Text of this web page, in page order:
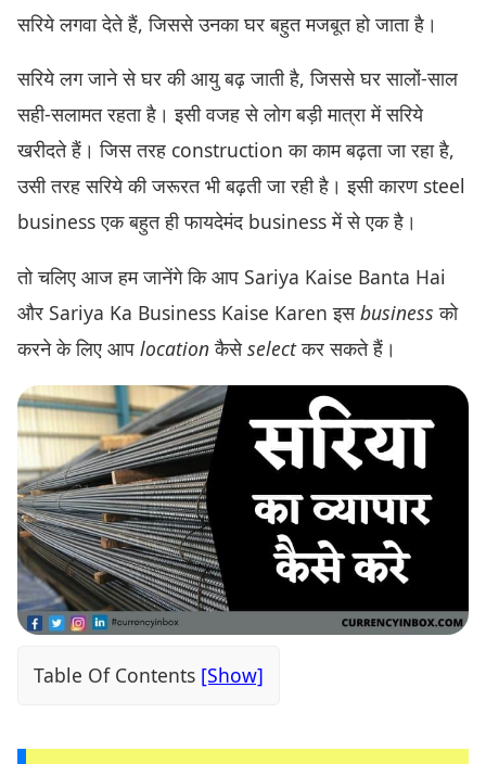
सरिये लगवा देते हैं, जिससे उनका घर बहुत मजबूत हो जाता है।
सरिये लग जाने से घर की आयु बढ़ जाती है, जिससे घर सालों-साल
सही-सलामत रहता है। इसी वजह से लोग बड़ी मात्रा में सरिये
खरीदते हैं। जिस तरह construction का काम बढ़ता जा रहा है,
उसी तरह सरिये की जरूरत भी बढ़ती जा रही है। इसी कारण steel
business एक बहुत ही फायदेमंद business में से एक है।
तो चलिए आज हम जानेंगे कि आप Sariya Kaise Banta Hai
और Sariya Ka Business Kaise Karen इसbusiness को
करने के लिए आप locationकैसेselectकर सकते हैं।
Table Of Contents